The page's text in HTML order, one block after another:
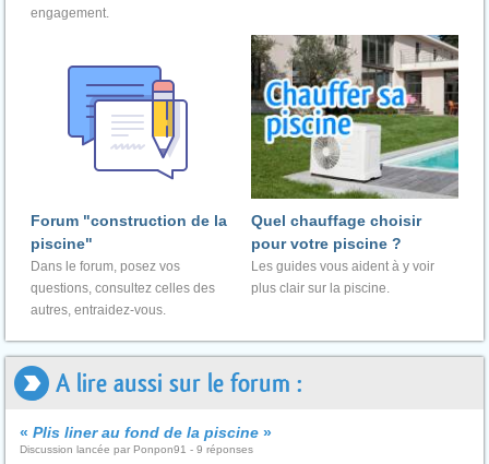
engagement.
Forum "construction de la
piscine"
Dans le forum, posez vos
questions, consultez celles des
autres, entraidez-vous.
Quel chauffage choisir
pour votre piscine ?
Les guides vous aident à y voir
plus clair sur la piscine.
A lire aussi sur le forum :
« Plis liner au fond de la piscine »
Discussion lancée par Ponpon91 - 9 réponses